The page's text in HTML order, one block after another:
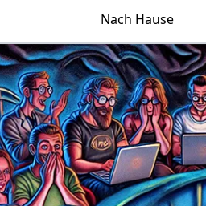
Nach Hause